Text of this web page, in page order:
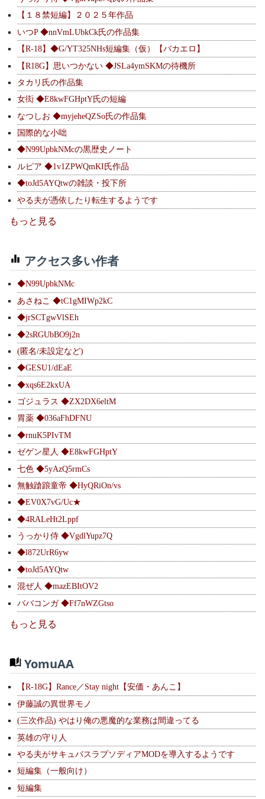
【１８禁短編】２０２５年作品
いつP ◆nnVmLUbkCk氏の作品集
【R-18】◆G/YT325NHs短編集（仮）【バカエロ】
【R18G】思いつかない ◆JSLa4ymSKMの待機所
タカリ氏の作品集
女衒 ◆E8kwFGHptY氏の短編
なつしお ◆myjeheQZSo氏の作品集
国際的な小咄
◆N99UpbkNMcの黒歴史ノート
ルピア ◆1v1ZPWQmKI氏作品
◆toJd5AYQtwの雑談・投下所
やる夫が憑依したり転生するようです
もっと見る
アクセス多い作者
◆N99UpbkNMc
あさねこ ◆tC1gMIWp2kC
◆jrSCTgwVlSEh
◆2sRGUbBO9j2n
(匿名/未設定など)
◆GESU1/dEaE
◆xqs6E2kxUA
ゴジュラス ◆ZX2DX6eltM
胃薬 ◆036aFhDFNU
◆rnuK5PIvTM
ゼゲン星人 ◆E8kwFGHptY
七色 ◆5yAzQ5rmCs
無触蹌踉童帝 ◆HyQRiOn/vs
◆EV0X7vG/Uc★
◆4RALeHt2Lppf
うっかり侍 ◆VgdlYupz7Q
◆l872UrR6yw
◆toJd5AYQtw
混ぜ人 ◆mazEBItOV2
ババコンガ ◆Ff7nWZGtso
もっと見る
YomuAA
【R-18G】Rance／Stay night【安価・あんこ】
伊藤誠の異世界モノ
(三次作品) やはり俺の悪魔的な業務は間違ってる
英雄の守り人
やる夫がサキュバスラプソディアMODを導入するようです
短編集（一般向け）
短編集